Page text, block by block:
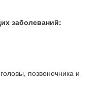
заболеваний:
позвоночника и